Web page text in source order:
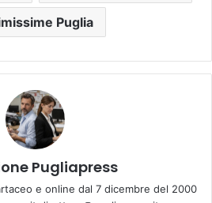
Puglia
Pugliapress
e online dal 7 dicembre del 2000